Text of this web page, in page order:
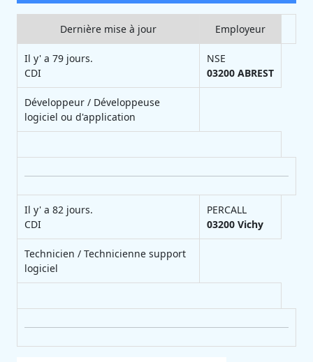
Dernière mise à jour Employeur
Il y' a 79 jours.
CDI
NSE
03200 ABREST
Développeur / Développeuse
logiciel ou d'application
Il y' a 82 jours.
CDI
PERCALL
03200 Vichy
Technicien / Technicienne support
logiciel